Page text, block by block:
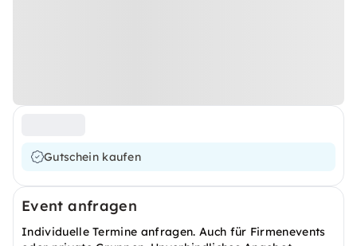
Gutschein kaufen
Event anfragen
Individuelle Termine anfragen. Auch für Firmenevents